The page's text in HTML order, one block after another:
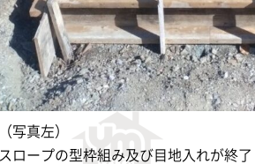
（写真左）
スロープの型枠組み及び目地入れが終